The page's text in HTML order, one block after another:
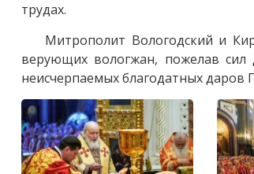
трудах.
Митрополит Вологодский и
верующих вологжан, пожелав сил
неисчерпаемых благодатных даров